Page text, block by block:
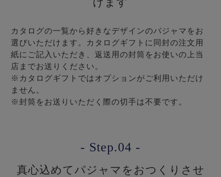
カタログの一覧から好きなデザインのパジャマをお
選びいただけます。カタログギフトに同封の注文用
紙にご記入いただき、返送用の封筒をお使いの上当
店までお送りください。
※カタログギフトではオプションがご利用いただけ
ません。
※封筒をお送りいただく際の切手は不要です。
- Step.04 -
真心込めてパジャマをおつくりさせ